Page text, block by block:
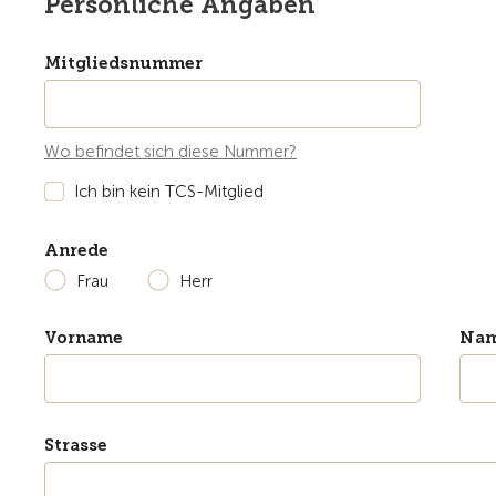
Mitgliedsnummer
Wo befindet sich diese Nummer?
Ich bin kein TCS-Mitglied
Anrede
Frau
Herr
Vorname
Strasse